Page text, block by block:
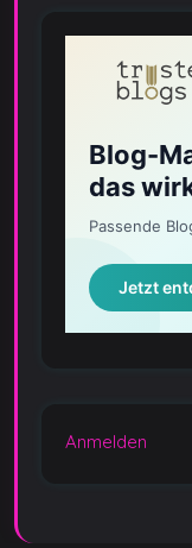
Anmelden